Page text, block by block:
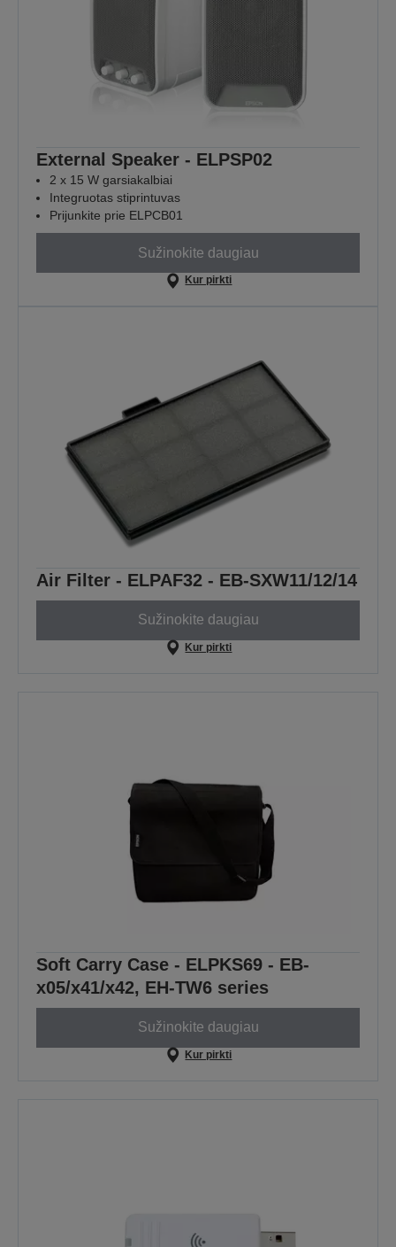
External Speaker - ELPSP02
2 x 15 W garsiakalbiai
Integruotas stiprintuvas
Prijunkite prie ELPCB01
Sužinokite daugiau
Kur pirkti
Air Filter - ELPAF32 - EB-SXW11/12/14
Sužinokite daugiau
Kur pirkti
Soft Carry Case - ELPKS69 - EB-
x05/x41/x42, EH-TW6 series
Sužinokite daugiau
Kur pirkti